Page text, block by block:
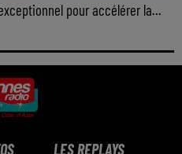
pour accélérer la...
LES REPLAYS